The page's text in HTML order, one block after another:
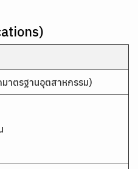
มาตรฐานอุตสาหกรรม)